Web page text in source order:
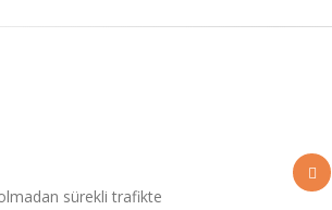
sürekli trafikte